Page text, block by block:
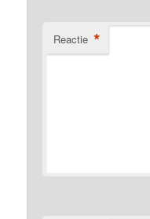
Reactie *